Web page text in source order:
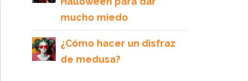
mucho miedo
¿Cómo hacer un disfraz
de medusa?